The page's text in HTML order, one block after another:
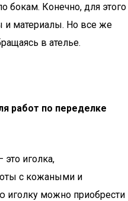
бокам. Конечно, для этого
и материалы. Но все же
в ателье.
работ по переделке
это иголка,
с кожаными и
можно приобрести